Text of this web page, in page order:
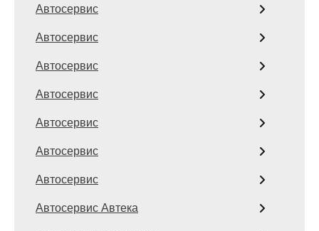
Автосервис
Автосервис
Автосервис
Автосервис
Автосервис
Автосервис
Автосервис
Автосервис Автека